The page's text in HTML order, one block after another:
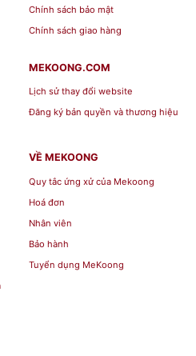
loại có bề mặt cứng,
dể gây trầy xước bề mặt
khi sử dụng trong lò vi
những thức ăn có quá
rất cao sẽ làm biến
cơm Lock&Lock
bộ hộp nhựa lock&lock
gia dụng
hàng chúng tôi, vui
sau để đặt hàng sỉ – lẻ:
Chính sách bảo mật
Chính sách giao hàng
MEKOONG.COM
Lịch sử thay đổi website
Đăng ký bản quyền và thương hiệu
VỀ MEKOONG
Quy tắc ứng xử của Mekoong
Hoá đơn
Nhân viên
Bảo hành
Tuyển dụng MeKoong